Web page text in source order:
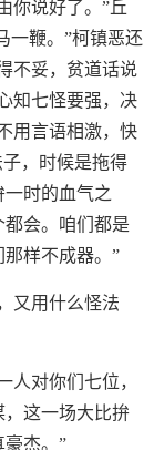
你说好了。”丘
一鞭。”柯镇恶还
不妥，贫道话说
知七怪要强，决
用言语相激，快
，时候是拖得
时的血气之
会。咱们都是
样不成器。”
又用什么怪法
人对你们七位，
，这一场大比拚
杰。”